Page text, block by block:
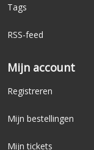
Tags
RSS-feed
Mijn account
Registreren
Mijn bestellingen
Mijn tickets